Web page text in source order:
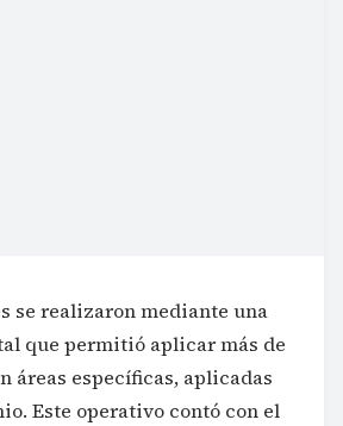
se realizaron mediante una
que permitió aplicar más de
áreas específicas, aplicadas
Este operativo contó con el